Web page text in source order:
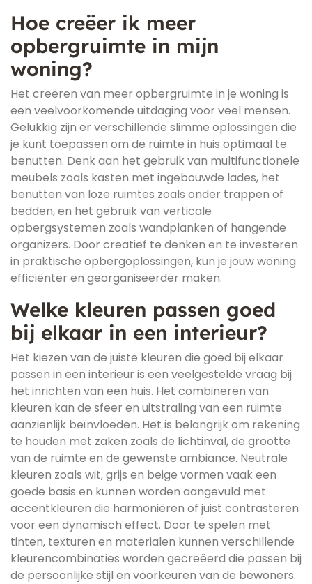
Hoe creëer ik meer
opbergruimte in mijn
woning?
Het creëren van meer opbergruimte in je woning is
een veelvoorkomende uitdaging voor veel mensen.
Gelukkig zijn er verschillende slimme oplossingen die
je kunt toepassen om de ruimte in huis optimaal te
benutten. Denk aan het gebruik van multifunctionele
meubels zoals kasten met ingebouwde lades, het
benutten van loze ruimtes zoals onder trappen of
bedden, en het gebruik van verticale
opbergsystemen zoals wandplanken of hangende
organizers. Door creatief te denken en te investeren
in praktische opbergoplossingen, kun je jouw woning
efficiënter en georganiseerder maken.
Welke kleuren passen goed
bij elkaar in een interieur?
Het kiezen van de juiste kleuren die goed bij elkaar
passen in een interieur is een veelgestelde vraag bij
het inrichten van een huis. Het combineren van
kleuren kan de sfeer en uitstraling van een ruimte
aanzienlijk beïnvloeden. Het is belangrijk om rekening
te houden met zaken zoals de lichtinval, de grootte
van de ruimte en de gewenste ambiance. Neutrale
kleuren zoals wit, grijs en beige vormen vaak een
goede basis en kunnen worden aangevuld met
accentkleuren die harmoniëren of juist contrasteren
voor een dynamisch effect. Door te spelen met
tinten, texturen en materialen kunnen verschillende
kleurencombinaties worden gecreëerd die passen bij
de persoonlijke stijl en voorkeuren van de bewoners.